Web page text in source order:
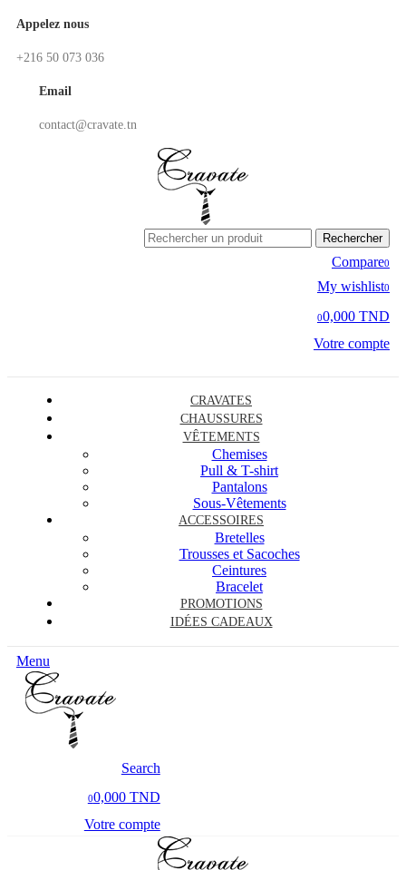
Appelez nous
+216 50 073 036
Email
contact@cravate.tn
Rechercher
Compare0
My wishlist0
00,000 TND
Votre compte
CRAVATES
CHAUSSURES
VÊTEMENTS
Chemises
Pull & T-shirt
Pantalons
Sous-Vêtements
ACCESSOIRES
Bretelles
Trousses et Sacoches
Ceintures
Bracelet
PROMOTIONS
IDÉES CADEAUX
Menu
Search
00,000 TND
Votre compte